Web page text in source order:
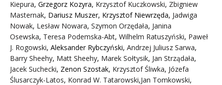
Kiepura, Grzegorz Kozyra, Krzysztof Kuczkowski, Zbigniew
Masternak, Dariusz Muszer, Krzysztof Niewrzęda, Jadwiga
Nowak, Lesław Nowara, Szymon Orzędała, Janina
Osewska, Teresa Podemska-Abt, Wilhelm Ratuszyński, Paweł
J. Rogowski, Aleksander Rybczyński, Andrzej Juliusz Sarwa,
Barry Sheehy, Matt Sheehy, Marek Sołtysik, Jan Strządała,
Jacek Suchecki, Zenon Szostak, Krzysztof Śliwka, Józefa
Ślusarczyk-Latos, Konrad W. Tatarowski,Jan Tomkowski,